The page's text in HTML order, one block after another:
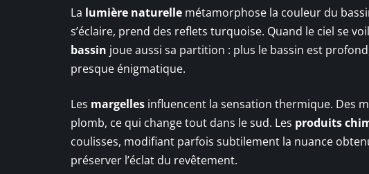
La lumière naturelle métamorphose la couleur du
s’éclaire, prend des reflets turquoise. Quand le ciel se
bassin joue aussi sa partition : plus le bassin est
presque énigmatique.
Les margelles influencent la sensation thermique. Des
plomb, ce qui change tout dans le sud. Les produits
coulisses, modifiant parfois subtilement la nuance
préserver l’éclat du revêtement.